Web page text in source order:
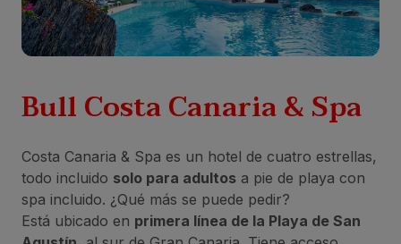
Bull Costa Canaria & Spa
Costa Canaria & Spa es un hotel de cuatro estrellas,
todo incluido solo para adultos a pie de playa con
spa incluido. ¿Qué más se puede pedir?
Está ubicado en primera línea de la Playa de San